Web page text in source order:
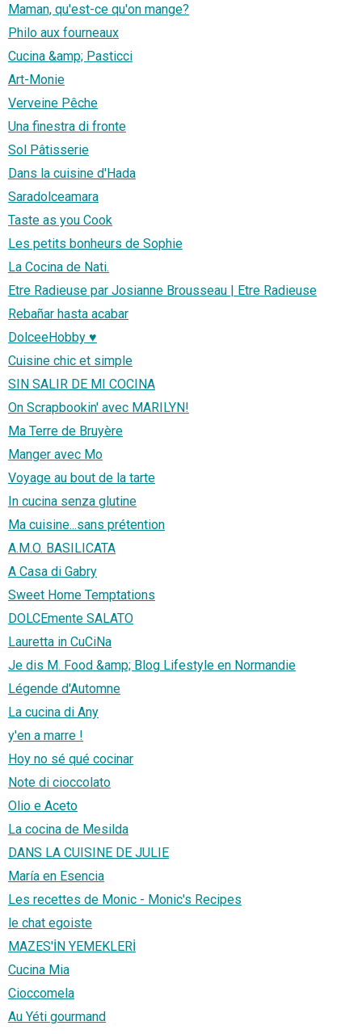
Maman, qu'est-ce qu'on mange?
Philo aux fourneaux
Cucina &amp; Pasticci
Art-Monie
Verveine Pêche
Una finestra di fronte
Sol Pâtisserie
Dans la cuisine d'Hada
Saradolceamara
Taste as you Cook
Les petits bonheurs de Sophie
La Cocina de Nati.
Etre Radieuse par Josianne Brousseau | Etre Radieuse
Rebañar hasta acabar
DolceeHobby ♥
Cuisine chic et simple
SIN SALIR DE MI COCINA
On Scrapbookin' avec MARILYN!
Ma Terre de Bruyère
Manger avec Mo
Voyage au bout de la tarte
In cucina senza glutine
Ma cuisine...sans prétention
A.M.O. BASILICATA
A Casa di Gabry
Sweet Home Temptations
DOLCEmente SALATO
Lauretta in CuCiNa
Je dis M. Food &amp; Blog Lifestyle en Normandie
Légende d'Automne
La cucina di Any
y'en a marre !
Hoy no sé qué cocinar
Note di cioccolato
Olio e Aceto
La cocina de Mesilda
DANS LA CUISINE DE JULIE
María en Esencia
Les recettes de Monic - Monic's Recipes
le chat egoiste
MAZES'İN YEMEKLERİ
Cucina Mia
Cioccomela
Au Yéti gourmand